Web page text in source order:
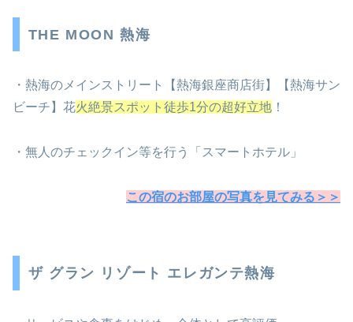
THE MOON 熱海
・熱海のメインストリート【熱海銀座商店街】【熱海サン
ビーチ】花火絶景スポット徒歩1分の超好立地 ！
・無人のチェックイン等を行う「スマートホテル」
この宿のお部屋の写真を見てみる＞＞
ザ グラン リゾート エレガンテ熱海